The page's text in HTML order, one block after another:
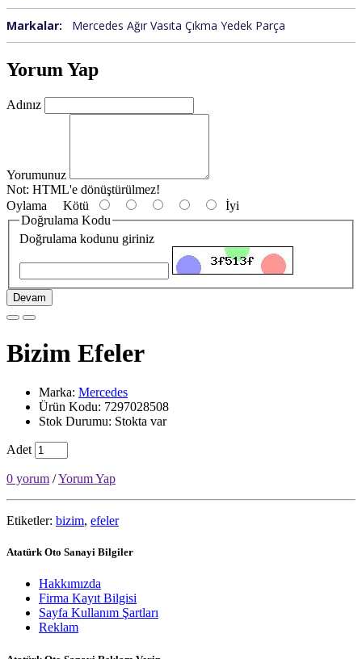
Markalar: Mercedes Ağır Vasıta Çıkma Yedek Parça
Yorum Yap
Adınız
Yorumunuz
Not: HTML'e dönüştürülmez!
Oylama Kötü
İyi
Doğrulama Kodu
Doğrulama kodunu giriniz
Devam
Bizim Efeler
Marka: Mercedes
Ürün Kodu: 7297028508
Stok Durumu: Stokta var
Adet
0 yorum /Yorum Yap
Etiketler: bizim, efeler
Atatürk Oto Sanayi Bilgiler
Hakkımızda
Firma Kayıt Bilgisi
Sayfa Kullanım Şartları
Reklam